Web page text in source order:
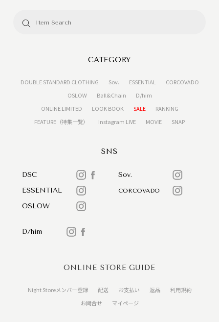
CATEGORY
DOUBLE STANDARD CLOTHING Sov. ESSENTIAL
CORCOVADO
OSLOW
Ball&Chain
D/him
ONLINE LIMITED
LOOK BOOK SALE
RANKING
FEATURE（特集一覧）
Instagram LIVE MOVIE SNAP
SNS
DSC
Sov.
ESSENTIAL
CORCOVADO
OSLOW
D/him
ONLINE STORE GUIDE
Night Storeメンバー登録 配送 お支払い 返品
利用規約
お問合せ
マイページ